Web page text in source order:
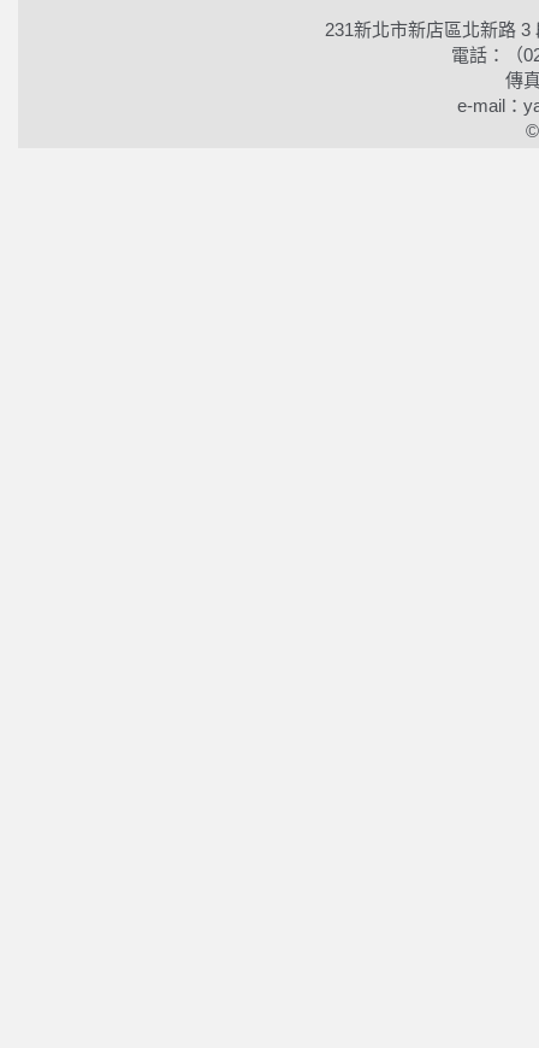
231新北市新店區北新路
電話：（
傳
e-mail：